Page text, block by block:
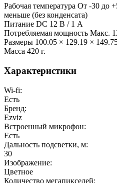
Рабочая температура От -30 до
меньше (без конденсата)
Питание DC 12 В / 1 A
Потребляемая мощность Макс.
Размеры 100.05 × 129.19 ×
Масса 420 г.
Характеристики
Wi-fi:
Есть
Бренд:
Ezviz
Встроенный микрофон:
Есть
Дальность подсветки, м:
30
Изображение:
Цветное
Количество мегапикселей: